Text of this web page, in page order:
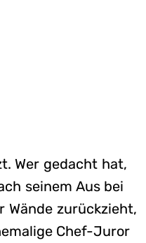
Wer gedacht hat,
seinem Aus bei
Wände zurückzieht,
Chef-Juror